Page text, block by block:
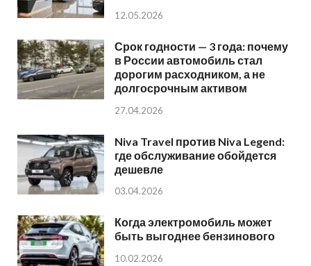
12.05.2026
Срок годности — 3 года: почему
в России автомобиль стал
дорогим расходником, а не
долгосрочным активом
27.04.2026
Niva Travel против Niva Legend:
где обслуживание обойдется
дешевле
03.04.2026
Когда электромобиль может
быть выгоднее бензинового
10.02.2026